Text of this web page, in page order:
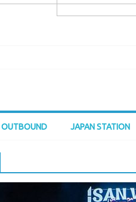
OUTBOUND JAPAN STATION